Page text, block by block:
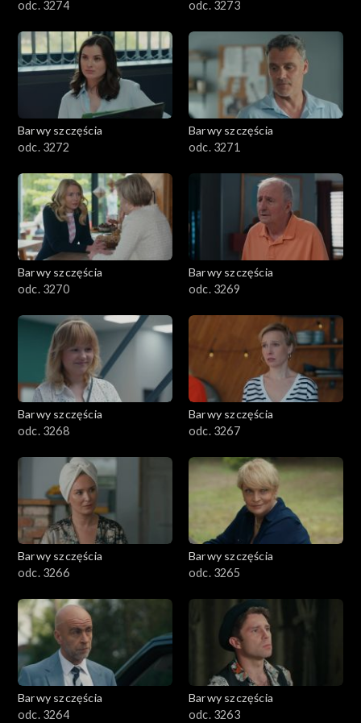
odc. 3274 odc. 3273
Barwy szczęścia
odc. 3272
Barwy szczęścia
odc. 3271
Barwy szczęścia
odc. 3270
Barwy szczęścia
odc. 3269
Barwy szczęścia
odc. 3268
Barwy szczęścia
odc. 3267
Barwy szczęścia
odc. 3266
Barwy szczęścia
odc. 3265
Barwy szczęścia
odc. 3264
Barwy szczęścia
odc. 3263